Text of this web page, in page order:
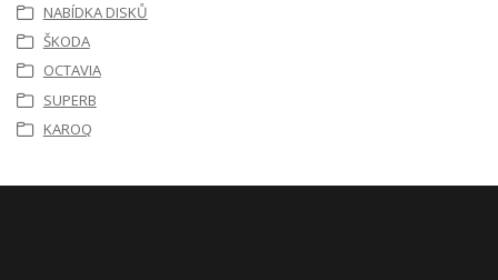
NABÍDKA DISKŮ
ŠKODA
OCTAVIA
SUPERB
KAROQ